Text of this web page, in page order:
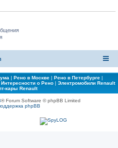
| Рено в Москве | Рено в Петербурге |
Интересности о Рено| Электромобили Renault
кары Renault
® Forum Software © phpBB Limited
phpBB